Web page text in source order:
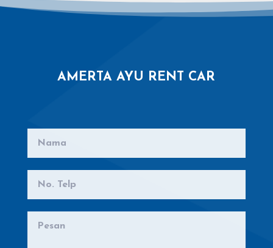
AMERTA AYU RENT CAR